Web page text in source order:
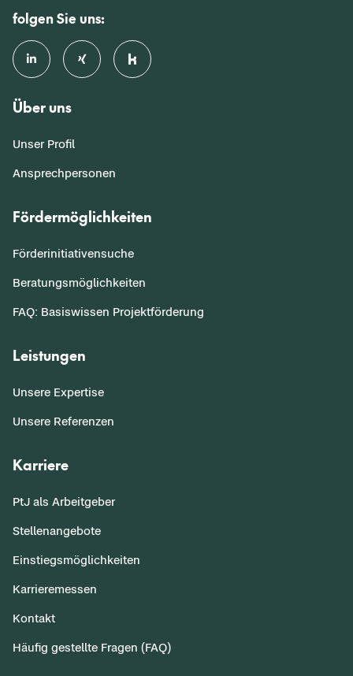
folgen Sie uns:
Über uns
Unser Profil
Ansprechpersonen
Fördermöglichkeiten
Förderinitiativensuche
Beratungsmöglichkeiten
FAQ: Basiswissen Projektförderung
Leistungen
Unsere Expertise
Unsere Referenzen
Karriere
PtJ als Arbeitgeber
Stellenangebote
Einstiegsmöglichkeiten
Karrieremessen
Kontakt
Häufig gestellte Fragen (FAQ)